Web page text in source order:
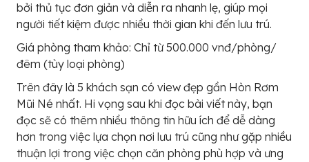
bởi thủ tục đơn giản và diễn ra nhanh lẹ, giúp mọi
người tiết kiệm được nhiều thời gian khi đến lưu trú.
Giá phòng tham khảo: Chỉ từ 500.000 vnđ/phòng/
đêm (tùy loại phòng)
Trên đây là 5 khách sạn có view đẹp gần Hòn Rơm
Mũi Né nhất. Hi vọng sau khi đọc bài viết này, bạn
đọc sẽ có thêm nhiều thông tin hữu ích để dễ dàng
hơn trong việc lựa chọn nơi lưu trú cũng như gặp nhiều
thuận lợi trong việc chọn căn phòng phù hợp và ưng